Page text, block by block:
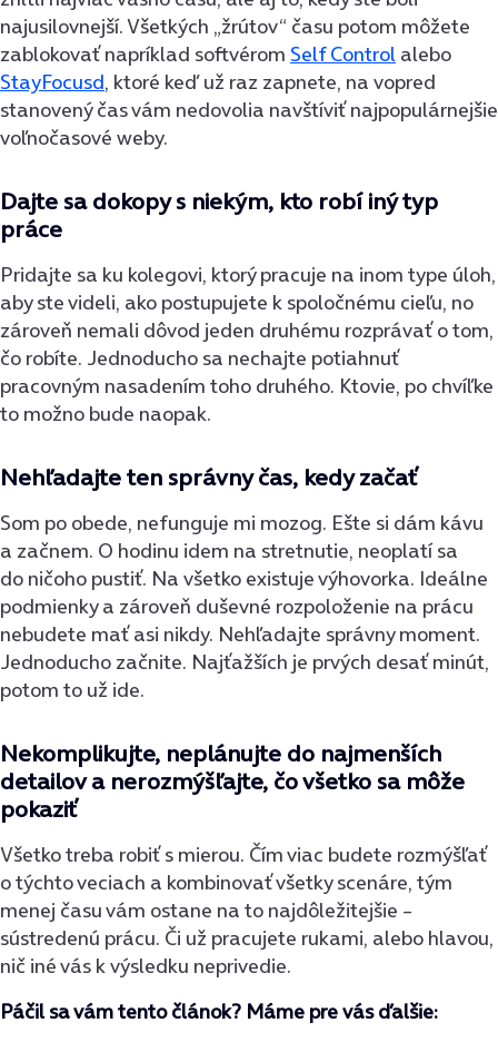
najusilovnejší. Všetkých „žrútov“ času potom môžete
zablokovať napríklad softvérom Self Control alebo
StayFocusd, ktoré keď už raz zapnete, na vopred
stanovený čas vám nedovolia navštíviť najpopulárnejšie
voľnočasové weby.
Dajte sa dokopy s niekým, kto robí iný typ
práce
Pridajte sa ku kolegovi, ktorý pracuje na inom type úloh,
aby ste videli, ako postupujete k spoločnému cieľu, no
zároveň nemali dôvod jeden druhému rozprávať o tom,
čo robíte. Jednoducho sa nechajte potiahnuť
pracovným nasadením toho druhého. Ktovie, po chvíľke
to možno bude naopak.
Nehľadajte ten správny čas, kedy začať
Som po obede, nefunguje mi mozog. Ešte si dám kávu
a začnem. O hodinu idem na stretnutie, neoplatí sa
do ničoho pustiť. Na všetko existuje výhovorka. Ideálne
podmienky a zároveň duševné rozpoloženie na prácu
nebudete mať asi nikdy. Nehľadajte správny moment.
Jednoducho začnite. Najťažších je prvých desať minút,
potom to už ide.
Nekomplikujte, neplánujte do najmenších
detailov a nerozmýšľajte, čo všetko sa môže
pokaziť
Všetko treba robiť s mierou. Čím viac budete rozmýšľať
o týchto veciach a kombinovať všetky scenáre, tým
menej času vám ostane na to najdôležitejšie –
sústredenú prácu. Či už pracujete rukami, alebo hlavou,
nič iné vás k výsledku neprivedie.
Páčil sa vám tento článok? Máme pre vás ďalšie: